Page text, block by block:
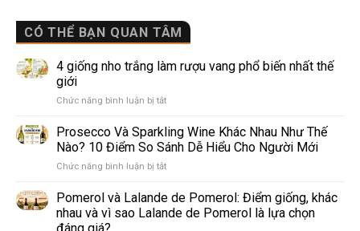
CÓ THỂ BẠN QUAN TÂM
4 giống nho trắng làm rượu vang phổ biến nhất thế
giới
Chức năng bình luận bị tắtở
giống
nho
trắng
làm
vang
phổ
Prosecco Và Sparkling Wine Khác Nhau Như Thế
Nào? 10 Điểm So Sánh Dễ Hiểu Cho Người Mới
Chức năng bình luận bị tắtở
Sparkling
Wine
Pomerol và Lalande de Pomerol: Điểm giống, khác
nhau và vì sao Lalande de Pomerol là lựa chọn
đáng giá?